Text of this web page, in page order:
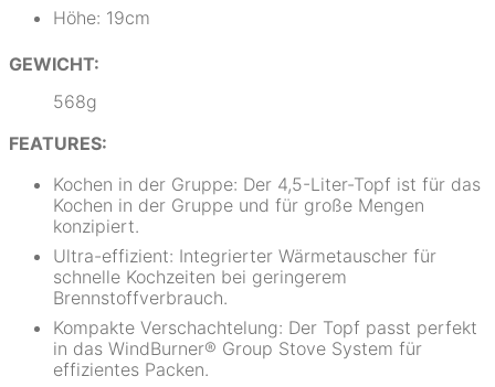
Höhe: 19cm
GEWICHT:
568g
FEATURES:
Kochen in der Gruppe: Der 4,5-Liter-Topf ist für das
Kochen in der Gruppe und für große Mengen
konzipiert.
Ultra-effizient: Integrierter Wärmetauscher für
schnelle Kochzeiten bei geringerem
Brennstoffverbrauch.
Kompakte Verschachtelung: Der Topf passt perfekt
in das WindBurner® Group Stove System für
effizientes Packen.